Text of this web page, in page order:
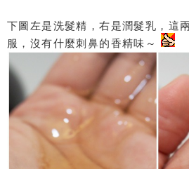
下圖左是洗髮精，右是潤髮乳，這
服，沒有什麼刺鼻的香精味～